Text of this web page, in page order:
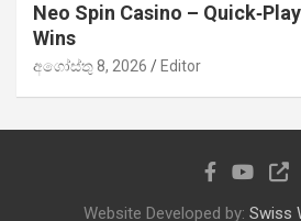
Neo Spin Casino –
Wins
අගෝස්තු 8, 2026 Editor
Website Developed by: Swiss